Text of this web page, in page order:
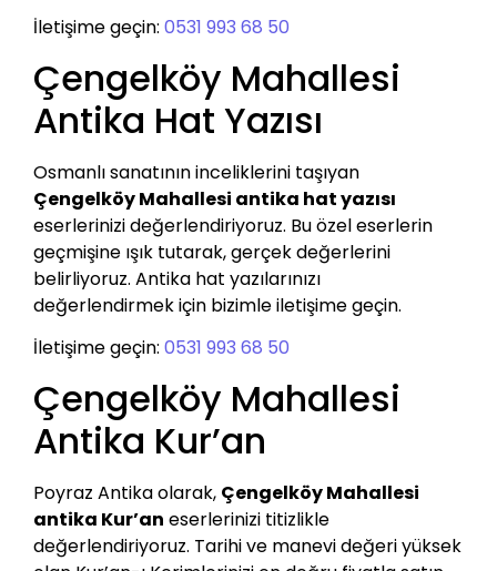
İletişime geçin: 0531 993 68 50
Çengelköy Mahallesi
Antika Hat Yazısı
Osmanlı sanatının inceliklerini taşıyan
Çengelköy Mahallesi antika hat yazısı
eserlerinizi değerlendiriyoruz. Bu özel eserlerin
geçmişine ışık tutarak, gerçek değerlerini
belirliyoruz. Antika hat yazılarınızı
değerlendirmek için bizimle iletişime geçin.
İletişime geçin: 0531 993 68 50
Çengelköy Mahallesi
Antika Kur’an
Poyraz Antika olarak, Çengelköy Mahallesi
antika Kur’an eserlerinizi titizlikle
değerlendiriyoruz. Tarihi ve manevi değeri yüksek